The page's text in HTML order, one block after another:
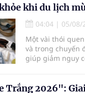
Trường hợp một
có khối u tăng
chỉ sau 4 tháng
báo về sự cần
sức khỏe định
cao tuổi.
khi du lịch
04:04 | 05/08/
Một vài thói
và trong chuyến
giúp giảm nguy
Trắng 2026":